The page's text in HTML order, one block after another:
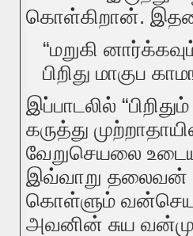
கொள்கிறான்.
“மறுகி
பிறிது மாகுப
இப்பாடலில்
கருத்து
வேறுசெயலை
இவ்வாறு தலைவன்
கொள்ளும்
அவனின் சுய